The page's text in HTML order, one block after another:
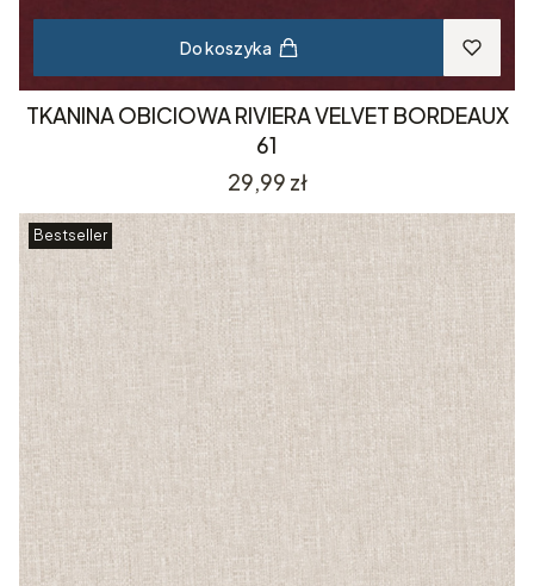
Do koszyka
TKANINA OBICIOWA RIVIERA VELVET BORDEAUX
61
Cena
29,99 zł
Bestseller